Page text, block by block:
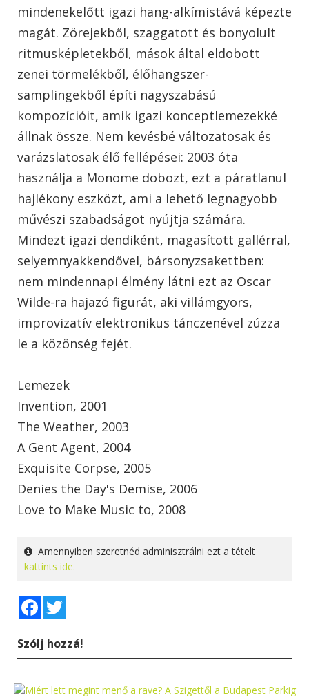
mindenekelőtt igazi hang-alkímistává képezte
magát. Zörejekből, szaggatott és bonyolult
ritmusképletekből, mások által eldobott
zenei törmelékből, élőhangszer-
samplingekből építi nagyszabású
kompozícióit, amik igazi konceptlemezekké
állnak össze. Nem kevésbé változatosak és
varázslatosak élő fellépései: 2003 óta
használja a Monome dobozt, ezt a páratlanul
hajlékony eszközt, ami a lehető legnagyobb
művészi szabadságot nyújtja számára.
Mindezt igazi dendiként, magasított gallérral,
selyemnyakkendővel, bársonyzsakettben:
nem mindennapi élmény látni ezt az Oscar
Wilde-ra hajazó figurát, aki villámgyors,
improvizatív elektronikus tánczenével zúzza
le a közönség fejét.
Lemezek
Invention, 2001
The Weather, 2003
A Gent Agent, 2004
Exquisite Corpse, 2005
Denies the Day's Demise, 2006
Love to Make Music to, 2008
Amennyiben szeretnéd adminisztrálni ezt a tételt
kattints ide.
Facebook
Szólj hozzá!